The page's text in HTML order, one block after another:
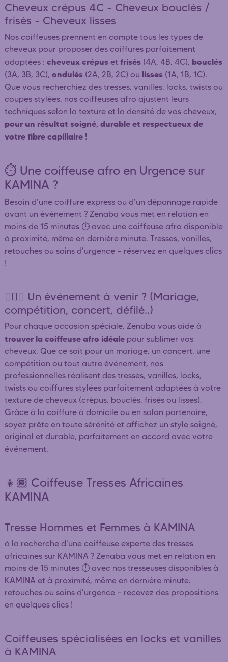
Cheveux crépus 4C - Cheveux bouclés /
frisés - Cheveux lisses
Nos coiffeuses prennent en compte tous les types de
cheveux pour proposer des coiffures parfaitement
adaptées : cheveux crépus et frisés (4A, 4B, 4C), bouclés
(3A, 3B, 3C), ondulés (2A, 2B, 2C) ou lisses (1A, 1B, 1C).
Que vous recherchiez des tresses, vanilles, locks, twists ou
coupes stylées, nos coiffeuses afro ajustent leurs
techniques selon la texture et la densité de vos cheveux,
pour un résultat soigné, durable et respectueux de
votre fibre capillaire !
⏱️ Une coiffeuse afro en Urgence sur
KAMINA ?
Besoin d'une coiffure express ou d'un dépannage rapide
avant un événement ? Zenaba vous met en relation en
moins de 15 minutes ⏱️ avec une coiffeuse afro disponible
à proximité, même en dernière minute. Tresses, vanilles,
retouches ou soins d'urgence — réservez en quelques clics
!
👰🏿‍♀️ Un événement à venir ? (Mariage,
compétition, concert, défilé..)
Pour chaque occasion spéciale, Zenaba vous aide à
trouver la coiffeuse afro idéale pour sublimer vos
cheveux. Que ce soit pour un mariage, un concert, une
compétition ou tout autre événement, nos
professionnelles réalisent des tresses, vanilles, locks,
twists ou coiffures stylées parfaitement adaptées à votre
texture de cheveux (crépus, bouclés, frisés ou lisses).
Grâce à la coiffure à domicile ou en salon partenaire,
soyez prête en toute sérénité et affichez un style soigné,
original et durable, parfaitement en accord avec votre
événement.
👧🏾 Coiffeuse Tresses Africaines
KAMINA
Tresse Hommes et Femmes à KAMINA
à la recherche d'une coiffeuse experte des tresses
africaines sur KAMINA ? Zenaba vous met en relation en
moins de 15 minutes ⏱️ avec nos tresseuses disponibles à
KAMINA et à proximité, même en dernière minute.
retouches ou soins d'urgence — recevez des propositions
en quelques clics !
Coiffeuses spécialisées en locks et vanilles
à KAMINA